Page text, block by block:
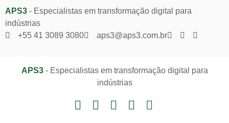
APS3 - Especialistas em transformação digital para
indústrias
+55 41 3089 3080
aps3@aps3.com.br
APS3- Especialistas em transformação digital para
indústrias